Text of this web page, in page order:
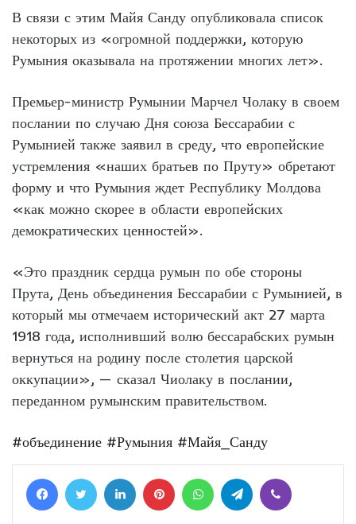
В связи с этим Майя Санду опубликовала список
некоторых из «огромной поддержки, которую
Румыния оказывала на протяжении многих лет».
Премьер-министр Румынии Марчел Чолаку в своем
послании по случаю Дня союза Бессарабии с
Румынией также заявил в среду, что европейские
устремления «наших братьев по Пруту» обретают
форму и что Румыния ждет Республику Молдова
«как можно скорее в области европейских
демократических ценностей».
«Это праздник сердца румын по обе стороны
Прута, День объединения Бессарабии с Румынией, в
который мы отмечаем исторический акт 27 марта
1918 года, исполнивший волю бессарабских румын
вернуться на родину после столетия царской
оккупации», — сказал Чиолаку в послании,
переданном румынским правительством.
#объединение #Румыния #Майя_Санду
FacebookTwitter LinkedIn Pinterest WhatsAppTelegram